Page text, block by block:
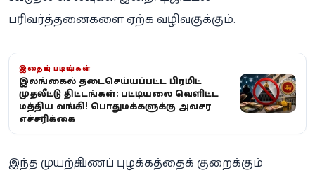
பரிவர்த்தனைகளை ஏற்க வழிவகுக்கும்.
இதையும் படியுங்கள்
இலங்கையில் தடைசெய்யப்பட்ட பிரமிட்
முதலீட்டு திட்டங்கள்: பட்டியலை வெளியிட்ட
மத்திய வங்கி! பொதுமக்களுக்கு அவசர
எச்சரிக்கை
இந்த முயற்சி, பணப் புழக்கத்தைக் குறைக்கும்